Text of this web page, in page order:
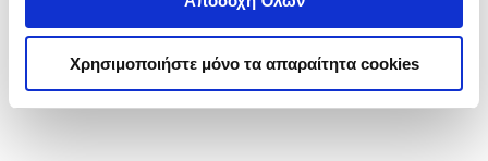
Χρησιμοποιήστε μόνο τα απαραίτητα cookies